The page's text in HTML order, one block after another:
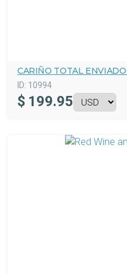
CARIÑO TOTAL
ID: 10994
$ 199.95